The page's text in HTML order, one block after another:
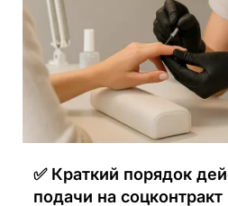
✅ Краткий порядок
подачи на соцконтракт